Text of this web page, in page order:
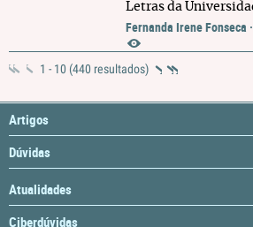
Letras da
Fernanda Irene Fonseca ·
1 - 10 (440 resultados)
Artigos
Dúvidas
Atualidades
Ciberdúvidas